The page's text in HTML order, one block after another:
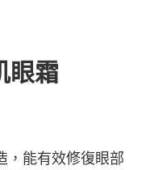
眼霜
，能有效修復眼部